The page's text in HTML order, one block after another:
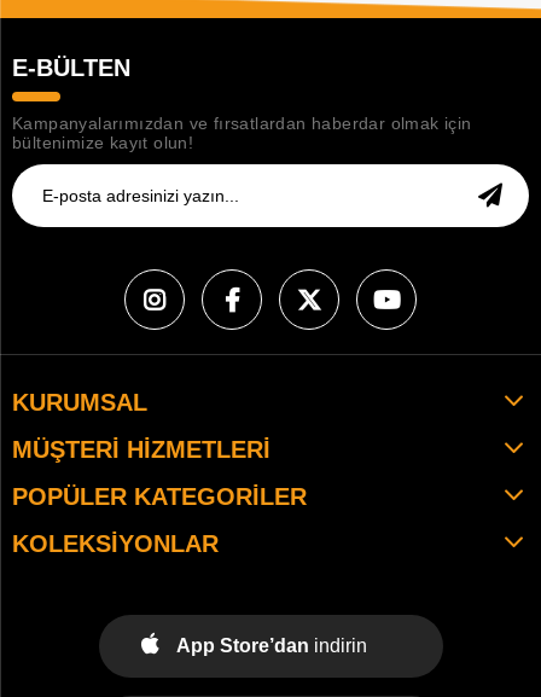
E-BÜLTEN
Kampanyalarımızdan ve fırsatlardan haberdar olmak için
bültenimize kayıt olun!
KURUMSAL
MÜŞTERI HIZMETLERI
POPÜLER KATEGORILER
KOLEKSIYONLAR
App Store’dan indirin